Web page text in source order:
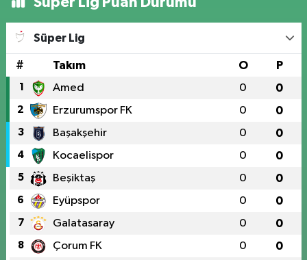
Süper Lig
# Takım O P
1 Amed 0 0
2 Erzurumspor FK 0 0
3 Başakşehir 0 0
4 Kocaelispor 0 0
5 Beşiktaş 0 0
6 Eyüpspor 0 0
7 Galatasaray 0 0
8 Çorum FK 0 0